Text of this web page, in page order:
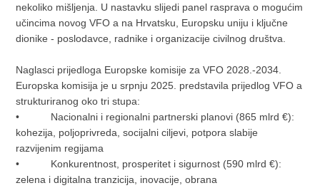
nekoliko mišljenja. U nastavku slijedi panel rasprava o mogućim
učincima novog VFO a na Hrvatsku, Europsku uniju i ključne
dionike - poslodavce, radnike i organizacije civilnog društva.
Naglasci prijedloga Europske komisije za VFO 2028.-2034.
Europska komisija je u srpnju 2025. predstavila prijedlog VFO a
strukturiranog oko tri stupa:
• Nacionalni i regionalni partnerski planovi (865 mlrd €):
kohezija, poljoprivreda, socijalni ciljevi, potpora slabije
razvijenim regijama
• Konkurentnost, prosperitet i sigurnost (590 mlrd €):
zelena i digitalna tranzicija, inovacije, obrana